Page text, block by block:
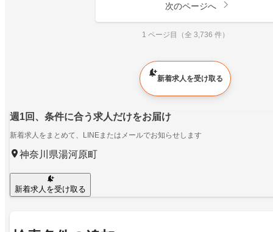
次のページへ
1 ページ目（全 3,736 件）
新着求人を受け取る
週1回、条件に合う求人だけをお届け
新着求人をまとめて、LINEまたはメールでお知らせします
神奈川県湯河原町
新着求人を受け取る